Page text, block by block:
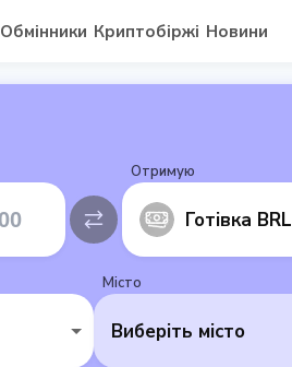
Обмінники Криптобіржі Новини
Отримую
Готівка BRL
Місто
Виберіть місто